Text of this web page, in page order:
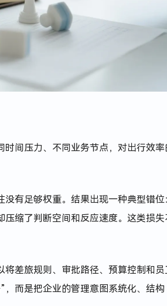
间压力、不同业务节点，对出行效率
有足够权重。结果出现一种典型错位
缩了判断空间和反应速度。这类损失
差旅规则、审批路径、预算控制和员
而是把企业的管理意图系统化、结构